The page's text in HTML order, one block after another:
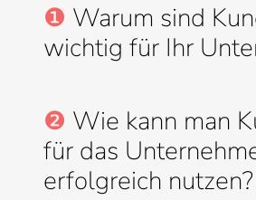
❶ Warum sind
wichtig für Ihr
❷ Wie kann man
für das
erfolgreich nutzen?